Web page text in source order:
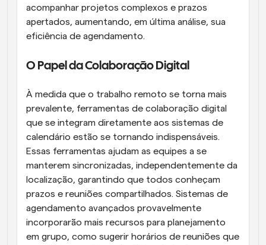
acompanhar projetos complexos e prazos
apertados, aumentando, em última análise, sua
eficiência de agendamento.
O Papel da Colaboração Digital
À medida que o trabalho remoto se torna mais
prevalente, ferramentas de colaboração digital
que se integram diretamente aos sistemas de
calendário estão se tornando indispensáveis.
Essas ferramentas ajudam as equipes a se
manterem sincronizadas, independentemente da
localização, garantindo que todos conheçam
prazos e reuniões compartilhados. Sistemas de
agendamento avançados provavelmente
incorporarão mais recursos para planejamento
em grupo, como sugerir horários de reuniões que